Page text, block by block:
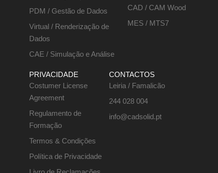
PDM / Gestão de Dados
Virtual / Renderização de
Dados
CAE / Simulação e Análise
CAD / CAM Wood
MES / MTS7
PRIVACIDADE
Costumer License
Agreement
Regulamento de
Formação
Termos & Condições
Política de Privacidade
CONTACTOS
Leiria / Famalicão
244 028 004
info@cadsolid.pt